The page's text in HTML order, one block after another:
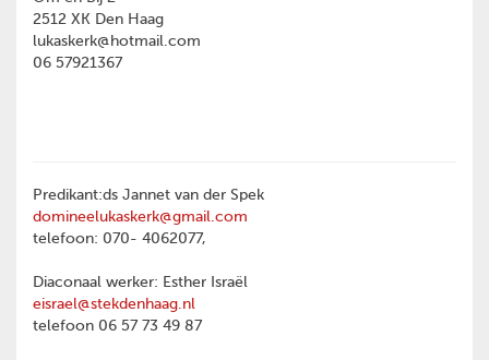
2512 XK Den Haag
lukaskerk@hotmail.com
06 57921367
Predikant:ds Jannet van der Spek
domineelukaskerk@gmail.com
telefoon: 070- 4062077,
Diaconaal werker: Esther Israël
eisrael@stekdenhaag.nl
telefoon 06 57 73 49 87